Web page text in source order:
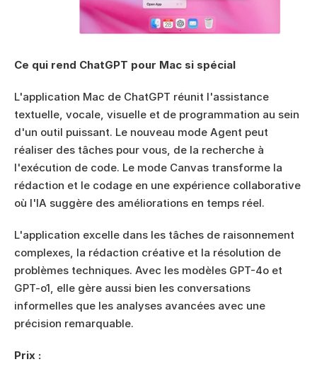
Ce qui rend ChatGPT pour Mac si spécial
L'application Mac de ChatGPT réunit l'assistance
textuelle, vocale, visuelle et de programmation au sein
d'un outil puissant. Le nouveau mode Agent peut
réaliser des tâches pour vous, de la recherche à
l'exécution de code. Le mode Canvas transforme la
rédaction et le codage en une expérience collaborative
où l'IA suggère des améliorations en temps réel.
L'application excelle dans les tâches de raisonnement
complexes, la rédaction créative et la résolution de
problèmes techniques. Avec les modèles GPT-4o et
GPT-o1, elle gère aussi bien les conversations
informelles que les analyses avancées avec une
précision remarquable.
Prix :